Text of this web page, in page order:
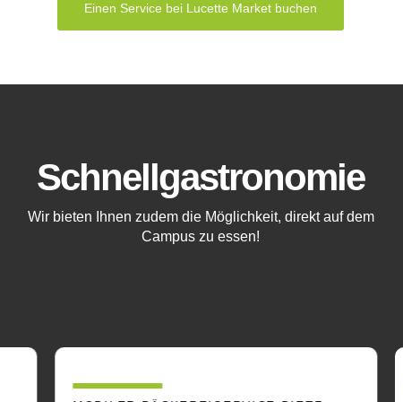
Einen Service bei Lucette Market buchen
Schnellgastronomie
Wir bieten Ihnen zudem die Möglichkeit, direkt auf dem
Campus zu essen!